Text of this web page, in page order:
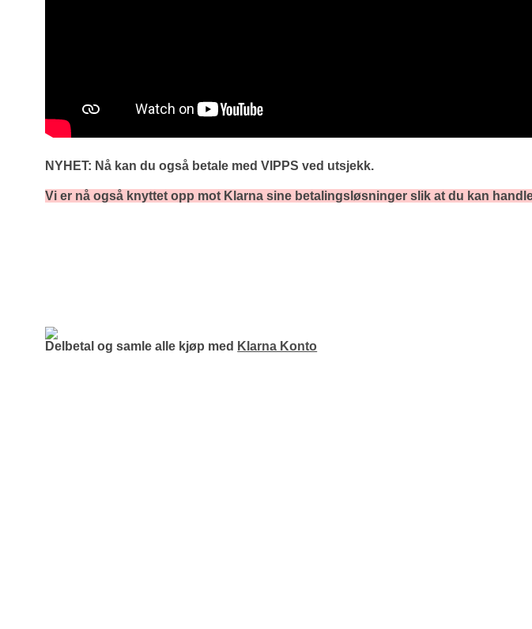
NYHET: Nå kan du også betale med VIPPS ved utsjekk.
Vi er nå også knyttet opp mot Klarna sine betalingsløsninger slik at du kan
Delbetal og samle alle kjøp med Klarna Konto